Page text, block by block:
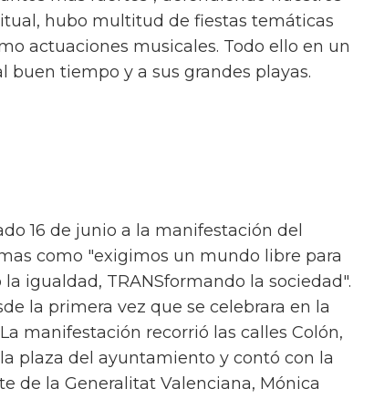
hubo multitud de fiestas temáticas
actuaciones musicales. Todo ello en un
buen tiempo y a sus grandes playas.
16 de junio a la manifestación del
como "exigimos un mundo libre para
igualdad, TRANSformando la sociedad".
la primera vez que se celebrara en la
manifestación recorrió las calles Colón,
plaza del ayuntamiento y contó con la
de la Generalitat Valenciana, Mónica